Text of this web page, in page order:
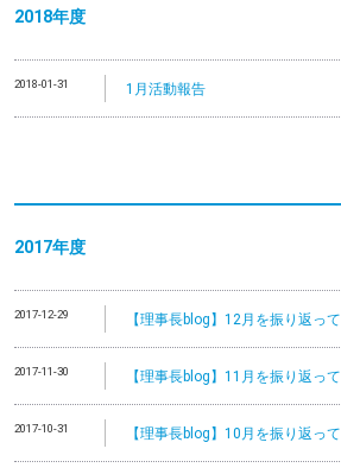
2018年度
2018-01-31 1月活動報告
2017年度
2017-12-29 【理事長blog】12月を振り返って
2017-11-30 【理事長blog】11月を振り返って
2017-10-31 【理事長blog】10月を振り返って